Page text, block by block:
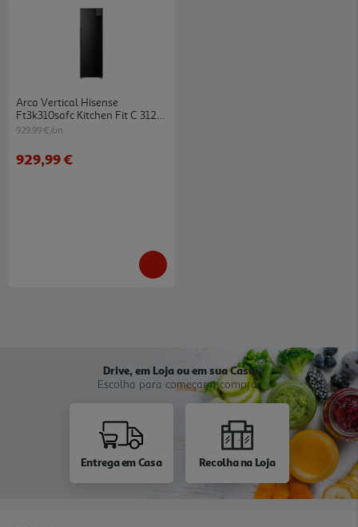
Arca Vertical Hisense
Ft3k310safc Kitchen Fit C 312l
No Frost
929.99 €/un
929,99 €
Drive, em Loja ou em sua Casa
Escolha para começar a comprar
Entrega em Casa Recolha na Loja